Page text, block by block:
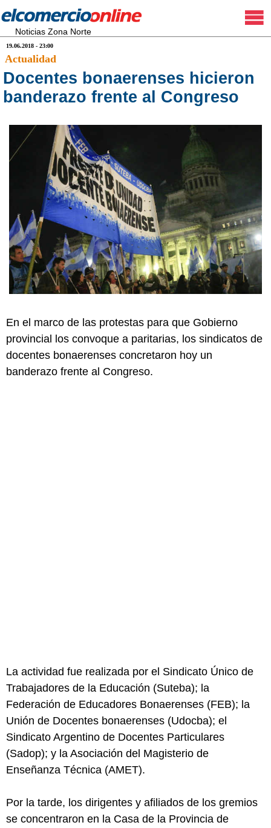
Noticias Zona Norte
19.06.2018 - 23:00
Actualidad
Docentes bonaerenses hicieron
banderazo frente al Congreso
En el marco de las protestas para que Gobierno
provincial los convoque a paritarias, los sindicatos de
docentes bonaerenses concretaron hoy un
banderazo frente al Congreso.
La actividad fue realizada por el Sindicato Único de
Trabajadores de la Educación (Suteba); la
Federación de Educadores Bonaerenses (FEB); la
Unión de Docentes bonaerenses (Udocba); el
Sindicato Argentino de Docentes Particulares
(Sadop); y la Asociación del Magisterio de
Enseñanza Técnica (AMET).
Por la tarde, los dirigentes y afiliados de los gremios
se concentraron en la Casa de la Provincia de